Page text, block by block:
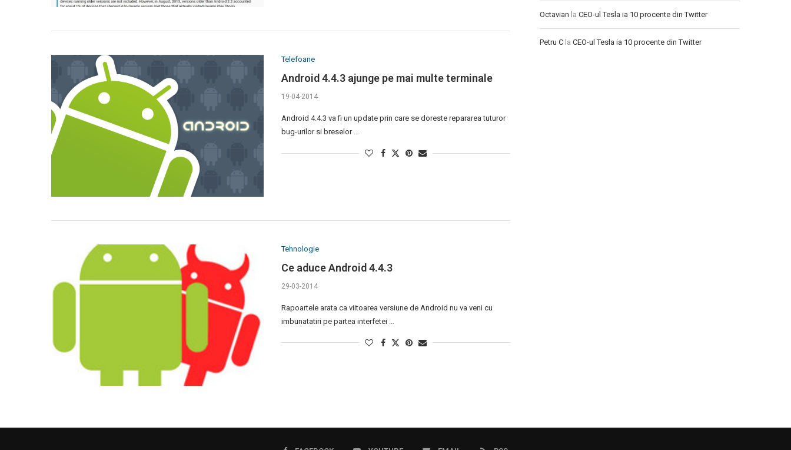
Telefoane
Android 4.4.3 ajunge pe mai multe terminale
19-04-2014
Android 4.4.3 va fi un update prin care se doreste repararea tuturor
bug-urilor si breselor …
Tehnologie
Ce aduce Android 4.4.3
29-03-2014
Rapoartele arata ca viitoarea versiune de Android nu va veni cu
imbunatatiri pe partea interfetei …
Octavian la CEO-ul Tesla ia 10 procente din Twitter
Petru C la CEO-ul Tesla ia 10 procente din Twitter